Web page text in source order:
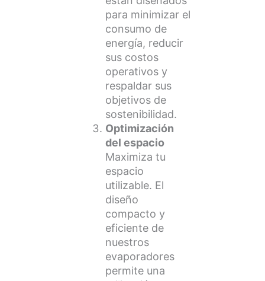
para minimizar el
consumo de
energía, reducir
sus costos
operativos y
respaldar sus
objetivos de
sostenibilidad.
Optimización
del espacio
Maximiza tu
espacio
utilizable. El
diseño
compacto y
eficiente de
nuestros
evaporadores
permite una